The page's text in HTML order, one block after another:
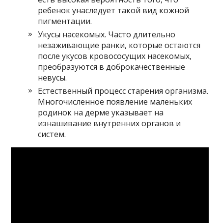
ребенок унаследует такой вид кожной
пигментации.
Укусы насекомых. Часто длительно
незаживающие ранки, которые остаются
после укусов кровососущих насекомых,
преобразуются в доброкачественные
невусы.
Естественный процесс старения организма.
Многочисленное появление маленьких
родинок на дерме указывает на
изнашивание внутренних органов и
систем.